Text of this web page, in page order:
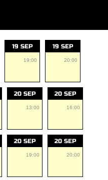
19 SEP
19:00
19 SEP
20:00
20 SEP
13:00
20 SEP
16:00
20 SEP
19:00
20 SEP
20:00